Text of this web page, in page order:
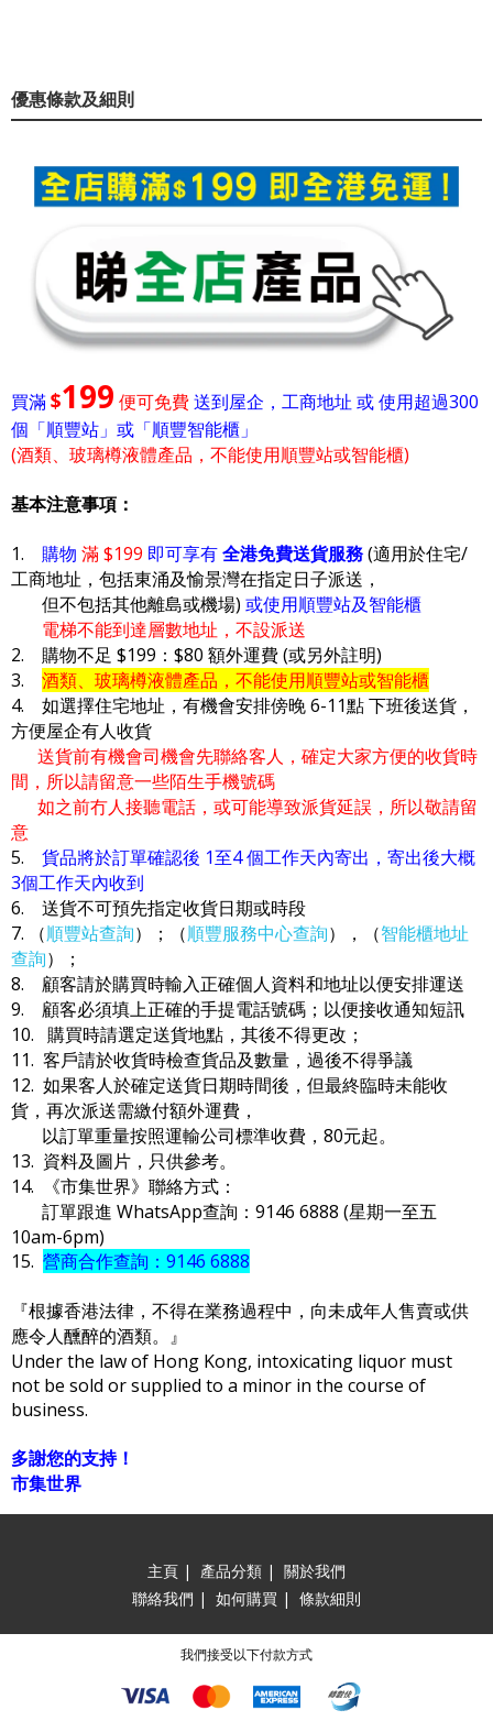
優惠條款及細則
買滿$199 便可免費送到屋企，工商地址 或 使用超過300
個「順豐站」或「順豐智能櫃」
(酒類、玻璃樽液體產品，不能使用順豐站或智能櫃)
基本注意事項：
1. 購物 滿 $199 即可享有全港免費送貨服務(適用於住宅/
工商地址，包括東涌及愉景灣在指定日子派送，
但不包括其他離島或機場) 或使用順豐站及智能櫃
電梯不能到達層數地址，不設派送
2. 購物不足 $199：$80 額外運費 (或另外註明)
3. 酒類、玻璃樽液體產品，不能使用順豐站或智能櫃
4. 如選擇住宅地址，有機會安排傍晚 6-11點 下班後送貨，
方便屋企有人收貨
送貨前有機會司機會先聯絡客人，確定大家方便的收貨時
間，所以請留意一些陌生手機號碼
如之前冇人接聽電話，或可能導致派貨延誤，所以敬請留
意
5. 貨品將於訂單確認後 1至4 個工作天內寄出，寄出後大概
3個工作天內收到
6. 送貨不可預先指定收貨日期或時段
7. （順豐站查詢）；（順豐服務中心查詢），（智能櫃地址
查詢）；
8. 顧客請於購買時輸入正確個人資料和地址以便安排運送
9. 顧客必須填上正確的手提電話號碼；以便接收通知短訊
10. 購買時請選定送貨地點，其後不得更改；
11. 客戶請於收貨時檢查貨品及數量，過後不得爭議
12. 如果客人於確定送貨日期時間後，但最終臨時未能收
貨，再次派送需繳付額外運費，
以訂單重量按照運輸公司標準收費，80元起。
13. 資料及圖片，只供參考。
14. 《市集世界》聯絡方式：
訂單跟進 WhatsApp查詢：9146 6888 (星期一至五
10am-6pm)
15. 營商合作查詢：9146 6888
『根據香港法律，不得在業務過程中，向未成年人售賣或供
應令人醺醉的酒類。』
Under the law of Hong Kong, intoxicating liquor must
not be sold or supplied to a minor in the course of
business.
多謝您的支持！
市集世界
主頁 | 產品分類 | 關於我們
聯絡我們 | 如何購買 | 條款細則
我們接受以下付款方式